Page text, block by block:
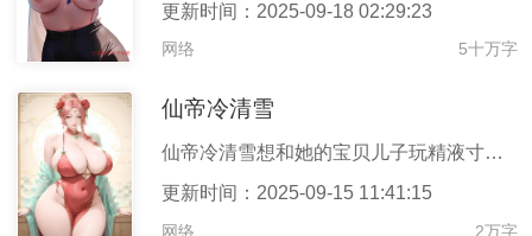
更新时间：2025-09-18 02:29:23
网络 5十万字
仙帝冷清雪
仙帝冷清雪想和她的宝贝儿子玩精液寸止游戏。
更新时间：2025-09-15 11:41:15
网络 2万字